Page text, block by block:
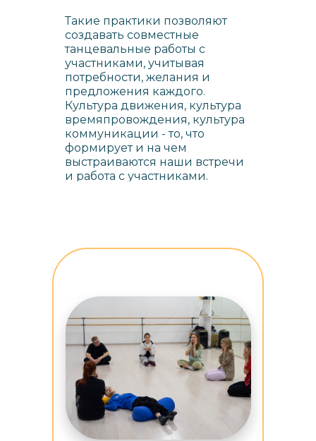
Такие практики позволяют
создавать совместные
танцевальные работы с
участниками, учитывая
потребности, желания и
предложения каждого.
Культура движения, культура
времяпровождения, культура
коммуникации - то, что
формирует и на чем
выстраиваются наши встречи
и работа с участниками.